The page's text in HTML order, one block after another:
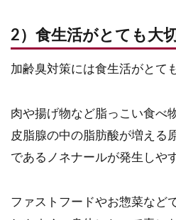
2）食生活がとても大切
加齢臭対策には食生活がとて
肉や揚げ物など脂っこい食べ
皮脂腺の中の脂肪酸が増える
であるノネナールが発生しや
ファストフードやお惣菜など